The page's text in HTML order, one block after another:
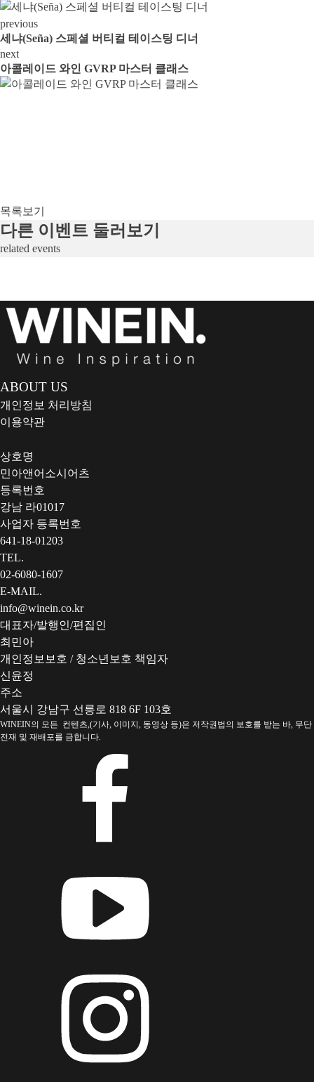
previous
세냐(Seña) 스페셜 버티컬 테이스팅 디너
next
아콜레이드 와인 GVRP 마스터 클래스
목록보기
다른 이벤트 둘러보기
related events
ABOUT US
개인정보 처리방침
이용약관
상호명
민아앤어소시어츠
등록번호
강남 라01017
사업자 등록번호
641-18-01203
TEL.
02-6080-1607
E-MAIL.
info@winein.co.kr
대표자/발행인/편집인
최민아
개인정보보호 / 청소년보호 책임자
신윤정
주소
서울시 강남구 선릉로 818 6F 103호
WINEIN의 모든 컨텐츠,(기사, 이미지, 동영상 등)은 저작권법의 보호를 받는 바, 무단
전재 및 재배포를 금합니다.